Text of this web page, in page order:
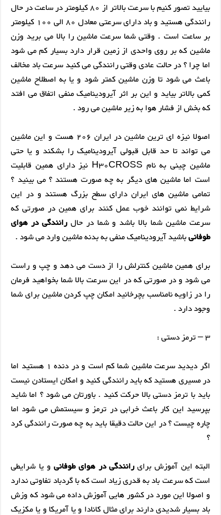
بیایید تصور کنیم با سرعت بالاتر از 80 کیلومتر در ساعت در حال
رانندگی هستید و باد دارای سرعتی معادل 80 الی 100 کیلومتر
بر ساعت است . وقتی شما سرعت ماشین را بالا می برید وزن
ماشین که بر روی واحدی از زمین قرار دارد بسیار کم می شود
اما چرا ؟ در حالت عادی وقتی رانندگی می کنید سرعت باد مخالف
باعث می شود تا وزن ماشین کمتر شود و یا به اصطلاح ماشین
کمی بالاتر بیاید و این بر اثر آیرودینامیک منفی اتفاق می افتد
که بخش از فشار هوا به زیر ماشین می رود .
اصولا نیزه ای ترین ماشین در ایران 206 هست و این ماشین
می تواند تا حد قابل قبولی آیرودینامیک را بشکند و یا حتی
ماشین چینی به نام H30CROSS نیز دارای همین قابلیت
است اما ماشین های دیگر به چه صورت هستند ؟ می بینید ؟
تمامی ماشین های ایران دارای سطح بزرگ هستند و در این
شرایط نمی توانند خوب عمل کنند برای همین در صورتی که
سرعت ماشین شما بالا باشد و شما در حالرانندگی در هوای
طوفانیباشید آیرودینامیک منفی به بدنه ماشین وارد می شود .
برای همین ماشین کنترلش را از دست می دهد و چپ و راست
می شود و در صورتی که در این سرعت بالا شما بخواهید فرمان
را در زاویه نامناسب بچرخانید امکان چپ کردن ماشین برای شما
وجود دارد .
3 – ترمز دستی :
اگر دیدید سرعت ماشین شما کم است و در دنده 1 هستید اما
در مسیری هستید که باید رانندگی کنید و امکان ایستادن نیست
باید با ترمز دستی بالا حرکت کنید . باورتان می شود ؟ اما شاید
بپرسید این کار باعث خرابی در ترمز و سیستمش می شود اما
چاره چیست ؟ در این حالت دقیقا باید به چه صورت رانندگی کرد
؟
البته این آموزش برایرانندگی در هوای طوفانیو یا شرایطی
است که سرعت باد به قدری زیاد است که با گردباد تفاوتی ندارد
و اصولا این مورد در کشور هایی آموزش داده می شود که وزش
باد بسیار شدیدی دارند برای مثال کانادا و یا آمریکا و یا مکزیک